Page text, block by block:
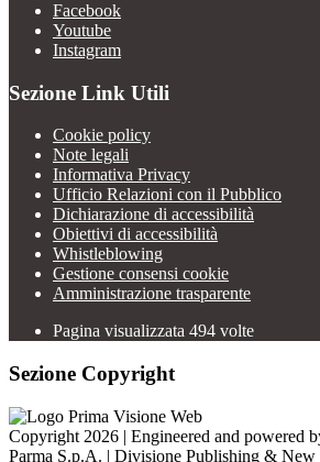
Facebook
Youtube
Instagram
Sezione Link Utili
Cookie policy
Note legali
Informativa Privacy
Ufficio Relazioni con il Pubblico
Dichiarazione di accessibilità
Obiettivi di accessibilità
Whistleblowing
Gestione consensi cookie
Amministrazione trasparente
Pagina visualizzata 494 volte
Sezione Copyright
Copyright 2026 | Engineered and powered
Parma S.p.A. | Divisione Publishing & New